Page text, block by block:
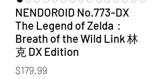
NENDOROID No.773-DX
The Legend of Zelda：
Breath of the Wild Link 林
克 DX Edition
$179.99